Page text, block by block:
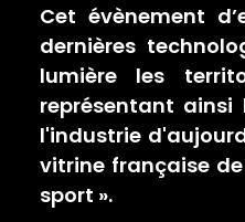
Cet évènement
dernières
lumière les
représentant
l'industrie
vitrine française
sport ».